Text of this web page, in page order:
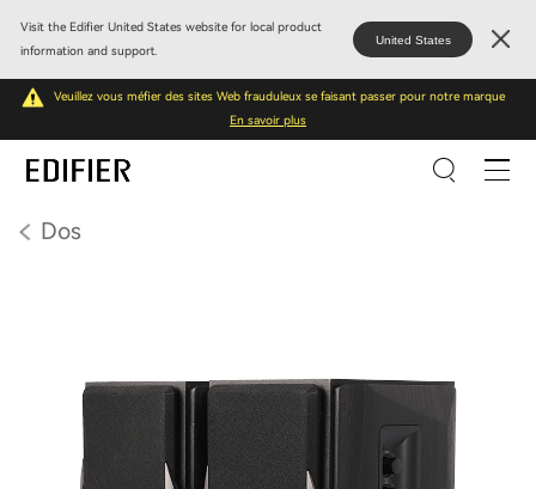
Visit the Edifier United States website for local product
information and support.
United States
Veuillez vous méfier des sites Web frauduleux se faisant passer pour notre marque
En savoir plus
Dos